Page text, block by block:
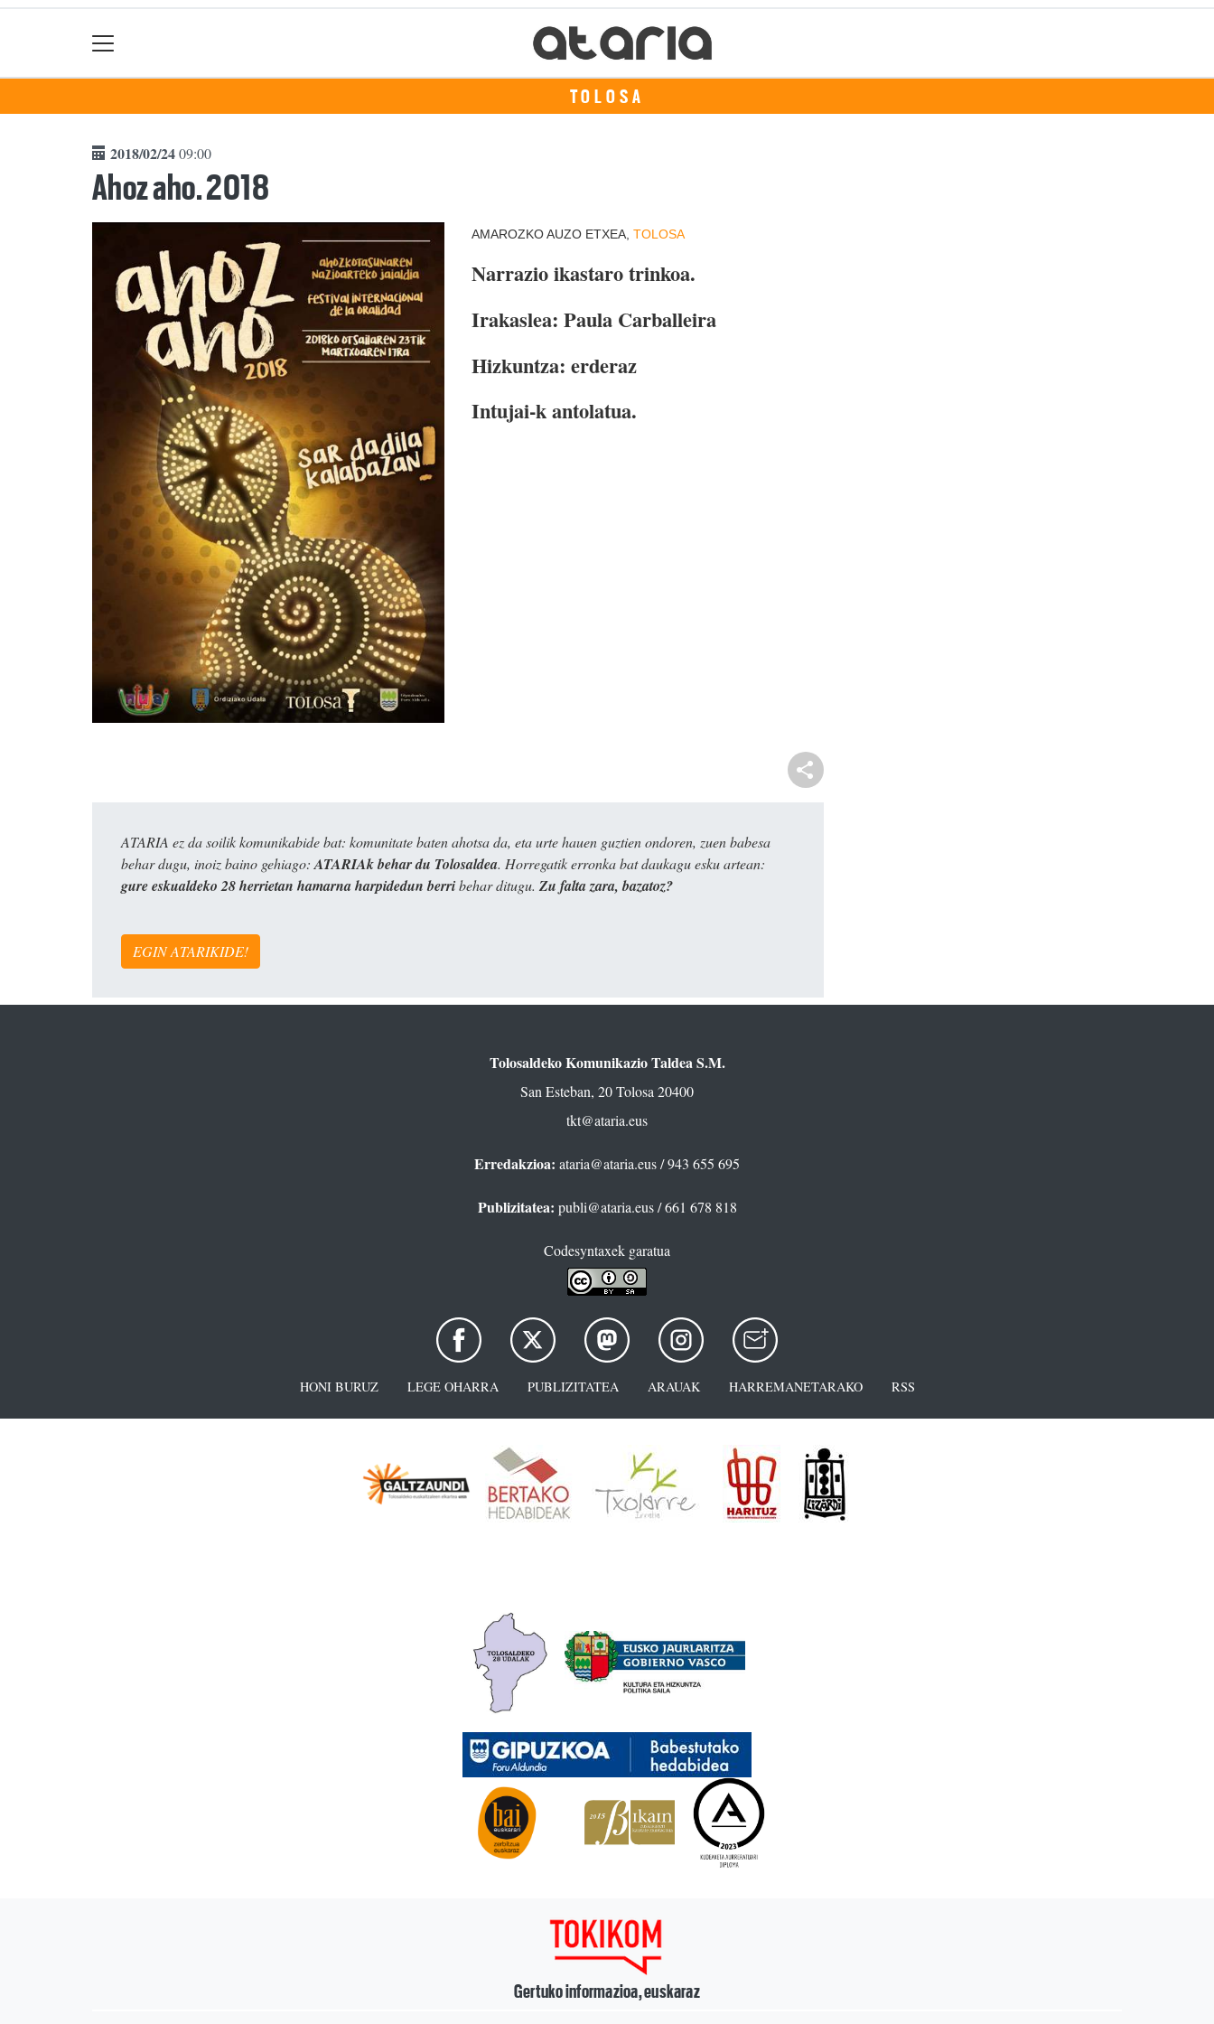
TOLOSA
2018/02/2409:00
Ahoz aho. 2018
AMAROZKO AUZO ETXEA, TOLOSA
Narrazio ikastaro trinkoa.
Irakaslea: Paula Carballeira
Hizkuntza: erderaz
Intujai-k antolatua.
ATARIA ez da soilik komunikabide bat: komunitate baten ahotsa da, eta urte hauen guztien ondoren, zuen babesa
behar dugu, inoiz baino gehiago: ATARIAk behar du Tolosaldea. Horregatik erronka bat daukagu esku artean:
gure eskualdeko 28 herrietan hamarna harpidedun berribehar ditugu. Zu falta zara, bazatoz?
EGIN ATARIKIDE!
Tolosaldeko Komunikazio Taldea S.M.
San Esteban, 20 Tolosa 20400
tkt@ataria.eus
Erredakzioa: ataria@ataria.eus/ 943 655 695
Publizitatea: publi@ataria.eus/ 661 678 818
Codesyntaxek garatua
HONI BURUZ LEGE OHARRA PUBLIZITATEA ARAUAK HARREMANETARAKO RSS
Gertuko informazioa, euskaraz